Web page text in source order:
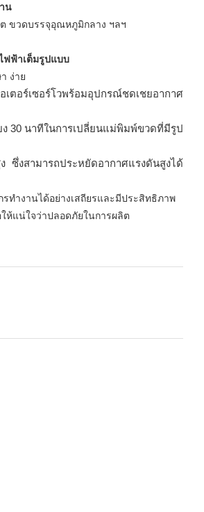
น
ขวดบรรจุอุณหภูมิกลาง ฯลฯ
ฟฟ้าเต็มรูปแบบ
ง่าย
ตอร์เซอร์โวพร้อมอุปกรณ์ชดเชยอากาศ
ง 30 นาทีในการเปลี่ยนแม่พิมพ์ขวดที่มีรูป
ซึ่งสามารถประหยัดอากาศแรงดันสูงได้
ทำงานได้อย่างเสถียรและมีประสิทธิภาพ
ห้แน่ใจว่าปลอดภัยในการผลิต